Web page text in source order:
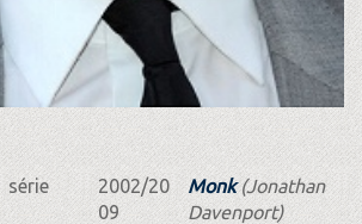
série
2002/20
09
Monk(Jonathan
Davenport)